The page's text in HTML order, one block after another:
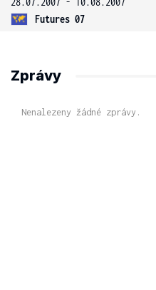
Futures 07
Zprávy
Nenalezeny žádné zprávy.